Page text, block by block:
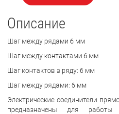
Описание
Шаг между рядами 6 мм
Шаг между контактами 6 мм
Шаг контактов в ряду: 6 мм
Шаг между рядами: 6 мм
Электрические соединители
предназначены для работы